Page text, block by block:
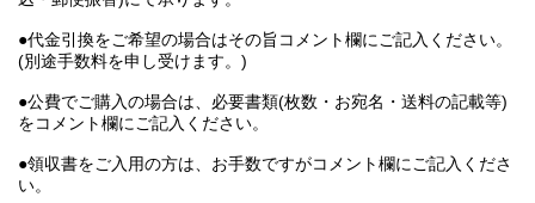
●代金引換をご希望の場合はその旨コメント欄にご記入ください。
(別途手数料を申し受けます。)
●公費でご購入の場合は、必要書類(枚数・お宛名・送料の記載等)
をコメント欄にご記入ください。
●領収書をご入用の方は、お手数ですがコメント欄にご記入くださ
い。